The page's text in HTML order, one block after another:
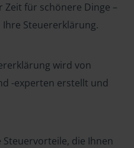
Zeit für schönere Dinge –
Steuererklärung.
wird von
-experten erstellt und
die Ihnen